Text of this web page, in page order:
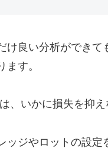
け良い分析ができ
ます。
、いかに損失を抑
ッジやロットの設定